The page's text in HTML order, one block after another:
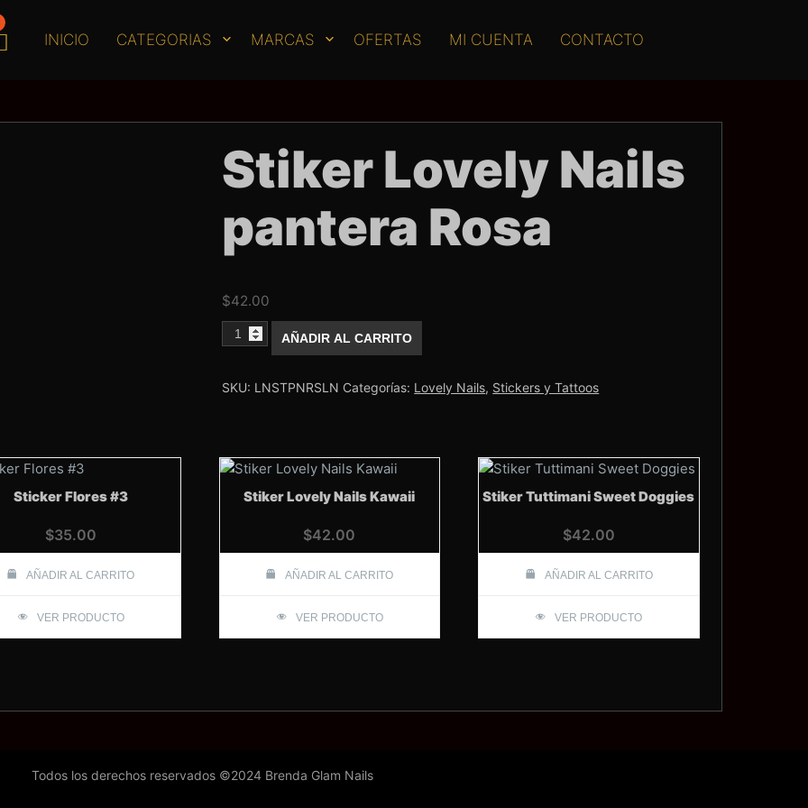
INICIO CATEGORIAS MARCAS OFERTAS MI CUENTA CONTACTO
Stiker Lovely Nails
pantera Rosa
$42.00
Stiker
Lovely
Rosa
AÑADIR AL CARRITO
SKU: LNSTPNRSLN Categorías: Lovely Nails, Stickers y Tattoos
Sticker Flores #3
$35.00
AÑADIR AL CARRITO
VER PRODUCTO
Stiker Lovely Nails Kawaii
$42.00
AÑADIR AL CARRITO
VER PRODUCTO
Stiker Tuttimani Sweet Doggies
$42.00
AÑADIR AL CARRITO
VER PRODUCTO
Todos los derechos reservados ©2024 Brenda Glam Nails